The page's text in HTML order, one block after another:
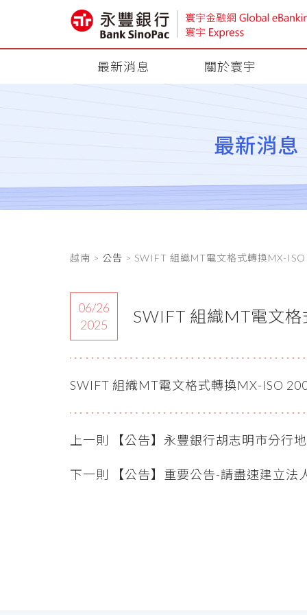
最新消息 關於寰宇
最新消息
越南 > 公告 > SWIFT 組織MT電文格式轉換MX-
06/26
2025
SWIFT 組織MT電文
SWIFT 組織MT電文格式轉換MX-ISO
上一則 【公告】永豐銀行胡志明市
下一則 【公告】重要公告-請盡速建